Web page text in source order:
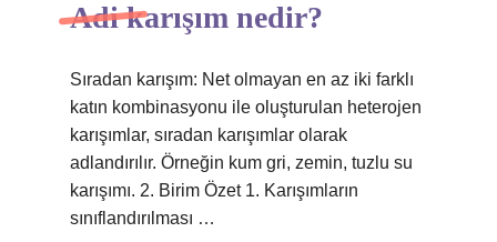
Adi karışım nedir?
Sıradan karışım: Net olmayan en az iki farklı
katın kombinasyonu ile oluşturulan heterojen
karışımlar, sıradan karışımlar olarak
adlandırılır. Örneğin kum gri, zemin, tuzlu su
karışımı. 2. Birim Özet 1. Karışımların
sınıflandırılması …